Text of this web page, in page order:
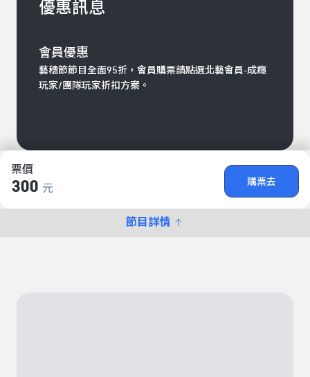
票價
300 元
購票去
節目詳情
優惠訊息
會員優惠
藝穗節節目全面95折，會員購票請點選北藝會員-成癮
玩家/團隊玩家折扣方案。